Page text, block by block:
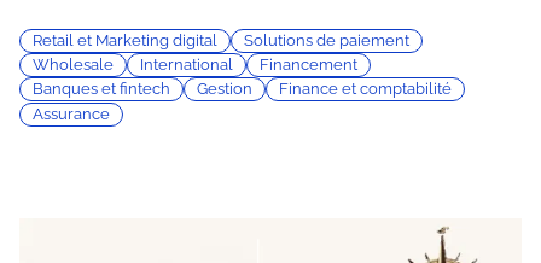
Retail et Marketing digital
Solutions de paiement
Wholesale
International
Financement
Banques et fintech
Gestion
Finance et comptabilité
Assurance